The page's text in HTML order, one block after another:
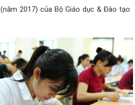
2017) của Bộ Giáo dục & Đào tạo